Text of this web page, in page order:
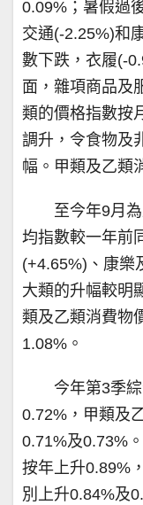
0.09%；暑假過
交通(-2.25%)和
數下跌，衣履(-
面，雜項商品及
類的價格指數按
調升，令食物及
幅。甲類及乙類
至今年9月
均指數較一年前
(+4.65%)、康樂
大類的升幅較明
類及乙類消費物
1.08%。
今年第3季
0.72%，甲類及
0.71%及0.73%
按年上升0.89%
別上升0.84%及